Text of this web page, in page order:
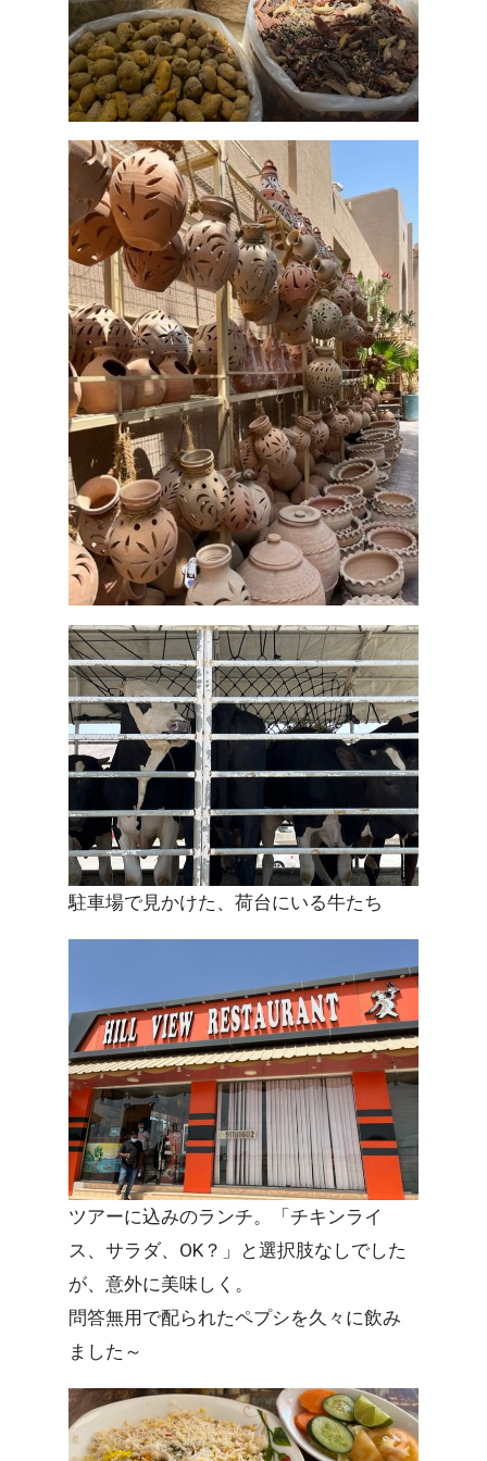
駐車場で見かけた、荷台にいる牛たち
ツアーに込みのランチ。「チキンライ
ス、サラダ、OK？」と選択肢なしでした
が、意外に美味しく。
問答無用で配られたペプシを久々に飲み
ました～